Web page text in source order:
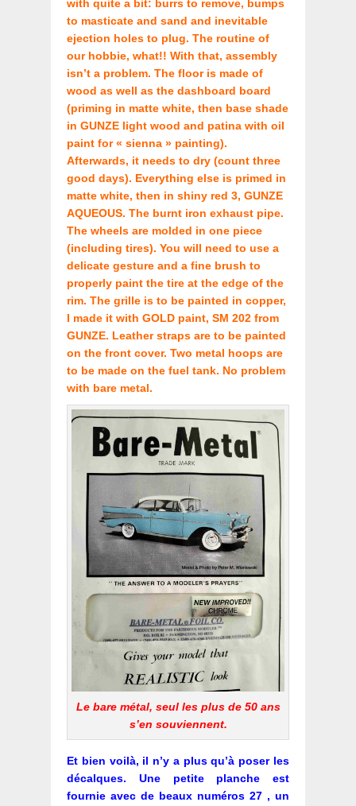
with quite a bit: burrs to remove, bumps
to masticate and sand and inevitable
ejection holes to plug. The routine of
our hobbie, what!! With that, assembly
isn’t a problem. The floor is made of
wood as well as the dashboard board
(priming in matte white, then base shade
in GUNZE light wood and patina with oil
paint for « sienna » painting).
Afterwards, it needs to dry (count three
good days). Everything else is primed in
matte white, then in shiny red 3, GUNZE
AQUEOUS. The burnt iron exhaust pipe.
The wheels are molded in one piece
(including tires). You will need to use a
delicate gesture and a fine brush to
properly paint the tire at the edge of the
rim. The grille is to be painted in copper,
I made it with GOLD paint, SM 202 from
GUNZE. Leather straps are to be painted
on the front cover. Two metal hoops are
to be made on the fuel tank. No problem
with bare metal.
Le bare métal, seul les plus de 50 ans
s’en souviennent.
Et bien voilà, il n’y a plus qu’à poser les
décalques. Une petite planche est
fournie avec de beaux numéros 27 , un